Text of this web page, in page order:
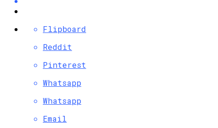
Flipboard
Reddit
Pinterest
Whatsapp
Whatsapp
Email